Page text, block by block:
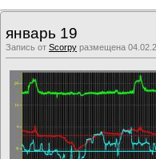
январь 19
Запись от Scorpy размещена